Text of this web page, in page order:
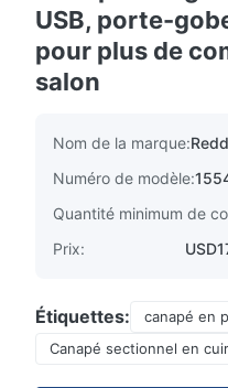
USB, porte-
pour plus de
salon
Nom de la marque:
Numéro de modèle:
Quantité minimum de
Prix:
Étiquettes:
canapé en
Canapé sectionnel en cuir